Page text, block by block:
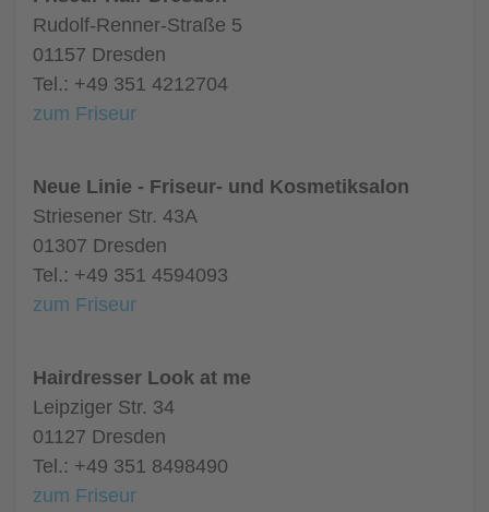
Rudolf-Renner-Straße 5
01157 Dresden
Tel.: +49 351 4212704
zum Friseur
Neue Linie - Friseur- und Kosmetiksalon
Striesener Str. 43A
01307 Dresden
Tel.: +49 351 4594093
zum Friseur
Hairdresser Look at me
Leipziger Str. 34
01127 Dresden
Tel.: +49 351 8498490
zum Friseur